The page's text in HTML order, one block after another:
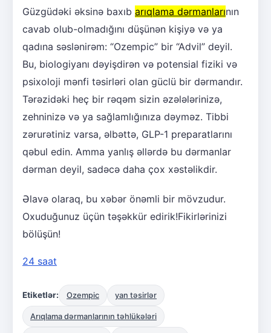
Güzgüdəki əksinə baxıb arıqlama dərmanlarının
cavab olub-olmadığını düşünən kişiyə və ya
qadına səslənirəm: “Ozempic” bir “Advil” deyil.
Bu, biologiyanı dəyişdirən və potensial fiziki və
psixoloji mənfi təsirləri olan güclü bir dərmandır.
Tərəzidəki heç bir rəqəm sizin əzələlərinizə,
zehninizə və ya sağlamlığınıza dəyməz. Tibbi
zərurətiniz varsa, əlbəttə, GLP-1 preparatlarını
qəbul edin. Amma yanlış əllərdə bu dərmanlar
dərman deyil, sadəcə daha çox xəstəlikdir.
Əlavə olaraq, bu xəbər önəmli bir mövzudur.
Oxuduğunuz üçün təşəkkür edirik!Fikirlərinizi
bölüşün!
24 saat
Etiketlər: Ozempic yan təsirlər
Arıqlama dərmanlarının təhlükələri